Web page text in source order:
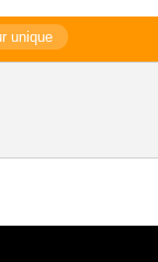
unique